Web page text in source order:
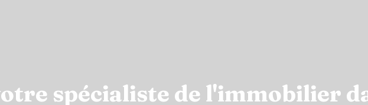
spécialiste de l'immobilier